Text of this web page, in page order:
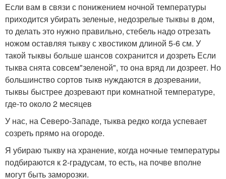
Если вам в связи с понижением ночной температуры
приходится убирать зеленые, недозрелые тыквы в дом,
то делать это нужно правильно, стебель надо отрезать
ножом оставляя тыкву с хвостиком длиной 5-6 см. У
такой тыквы больше шансов сохранится и дозреть Если
тыква снята совсем"зеленой", то она вряд ли дозреет. Но
большинство сортов тыкв нуждаются в дозревании,
тыквы быстрее дозревают при комнатной температуре,
где-то около 2 месяцев
У нас, на Северо-Западе, тыква редко когда успевает
созреть прямо на огороде.
Я убираю тыкву на хранение, когда ночные температуры
подбираются к 2-градусам, то есть, на почве вполне
могут быть заморозки.